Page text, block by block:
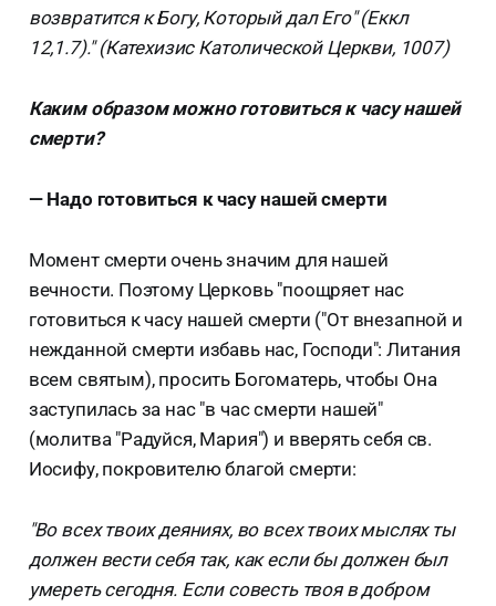
возвратится к Богу, Который дал Его" (Еккл
12,1.7)." (Катехизис Католической Церкви, 1007)
Каким образом можно готовиться к часу нашей
смерти?
— Надо готовиться к часу нашей смерти
Момент смерти очень значим для нашей
вечности. Поэтому Церковь "поощряет нас
готовиться к часу нашей смерти ("От внезапной и
нежданной смерти избавь нас, Господи": Литания
всем святым), просить Богоматерь, чтобы Она
заступилась за нас "в час смерти нашей"
(молитва "Радуйся, Мария") и вверять себя св.
Иосифу, покровителю благой смерти:
"Во всех твоих деяниях, во всех твоих мыслях ты
должен вести себя так, как если бы должен был
умереть сегодня. Если совесть твоя в добром